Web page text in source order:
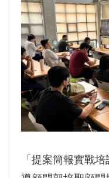
「提案簡報實戰